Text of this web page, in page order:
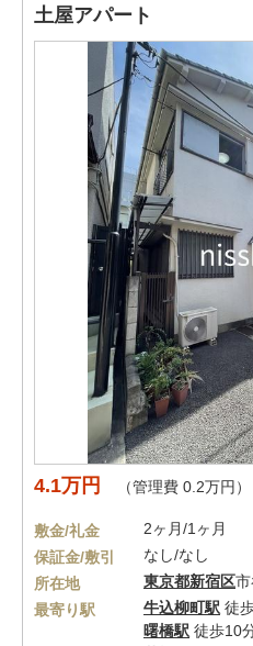
土屋アパート
4.1万円 （管理費 0.2万円）
敷金/礼金
2ヶ月/1ヶ月
保証金/敷引
なし/なし
所在地
東京都新宿区
最寄り駅
牛込柳町駅 徒
曙橋駅 徒歩10